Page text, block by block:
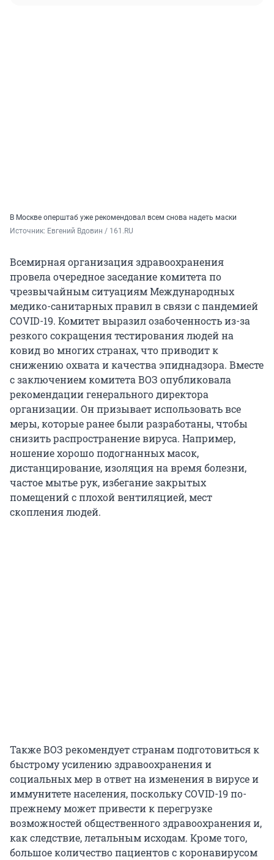
В Москве оперштаб уже рекомендовал всем снова надеть маски
Источник: Евгений Вдовин / 161.RU
Всемирная организация здравоохранения
провела очередное заседание комитета по
чрезвычайным ситуациям Международных
медико-санитарных правил в связи с пандемией
COVID-19. Комитет выразил озабоченность из-за
резкого сокращения тестирования людей на
ковид во многих странах, что приводит к
снижению охвата и качества эпиднадзора. Вместе
с заключением комитета ВОЗ опубликовала
рекомендации генерального директора
организации. Он призывает использовать все
меры, которые ранее были разработаны, чтобы
снизить распространение вируса. Например,
ношение хорошо подогнанных масок,
дистанцирование, изоляция на время болезни,
частое мытье рук, избегание закрытых
помещений с плохой вентиляцией, мест
скопления людей.
Также ВОЗ рекомендует странам подготовиться к
быстрому усилению здравоохранения и
социальных мер в ответ на изменения в вирусе и
иммунитете населения, поскольку COVID-19 по-
прежнему может привести к перегрузке
возможностей общественного здравоохранения и,
как следствие, летальным исходам. Кроме того,
большое количество пациентов с коронавирусом